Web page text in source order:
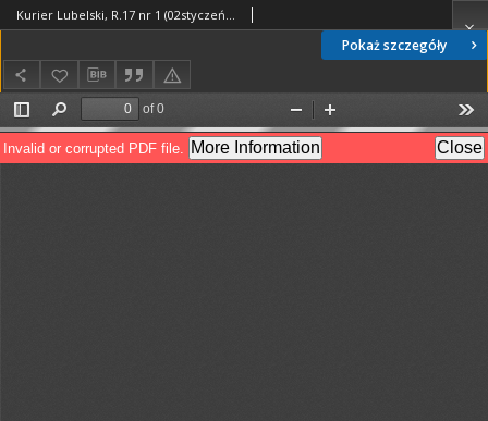
Pokaż szczegóły
Kurier Lubelski, R.17 nr 1 (02styczeń1973)